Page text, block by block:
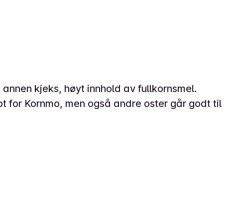
kjeks, høyt innhold av fullkornsmel.
for Kornmo, men også andre oster går godt til